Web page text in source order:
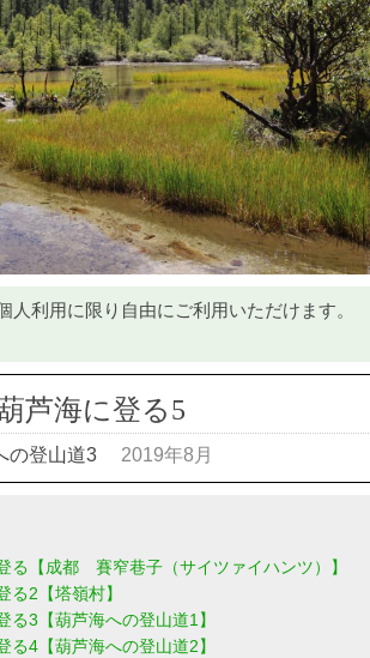
利用に限り自由にご利用いただけます。
芦海に登る5
の登山道3 2019年8月
る【成都 賽窄巷子（サイツァイハンツ）】
る2【塔嶺村】
3【葫芦海への登山道1】
4【葫芦海への登山道2】